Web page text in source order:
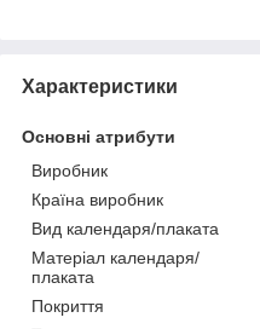
Характеристики
Основні атрибути
Виробник
Країна виробник
Вид календаря/плаката
Матеріал календаря/
плаката
Покриття